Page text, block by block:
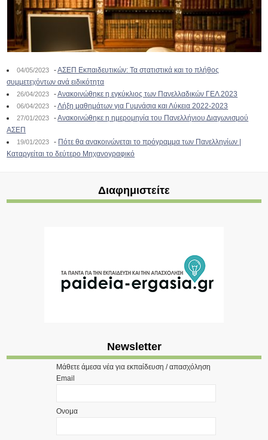
04/05/2023 -ΑΣΕΠ Εκπαιδευτικών: Τα στατιστικά και το πλήθος
συμμετεχόντων ανά ειδικότητα
26/04/2023 -Ανακοινώθηκε η εγκύκλιος των Πανελλαδικών ΓΕΛ 2023
06/04/2023 -Λήξη μαθημάτων για Γυμνάσια και Λύκεια 2022-2023
27/01/2023 -Ανακοινώθηκε η ημερομηνία του Πανελλήνιου Διαγωνισμού
ΑΣΕΠ
19/01/2023 - Πότε θα ανακοινώνεται το πρόγραμμα των Πανελληνίων |
Καταργείται το δεύτερο Μηχανογραφικό
Διαφημιστείτε
Newsletter
Μάθετε άμεσα νέα για εκπαίδευση / απασχόληση
Email
Ονομα